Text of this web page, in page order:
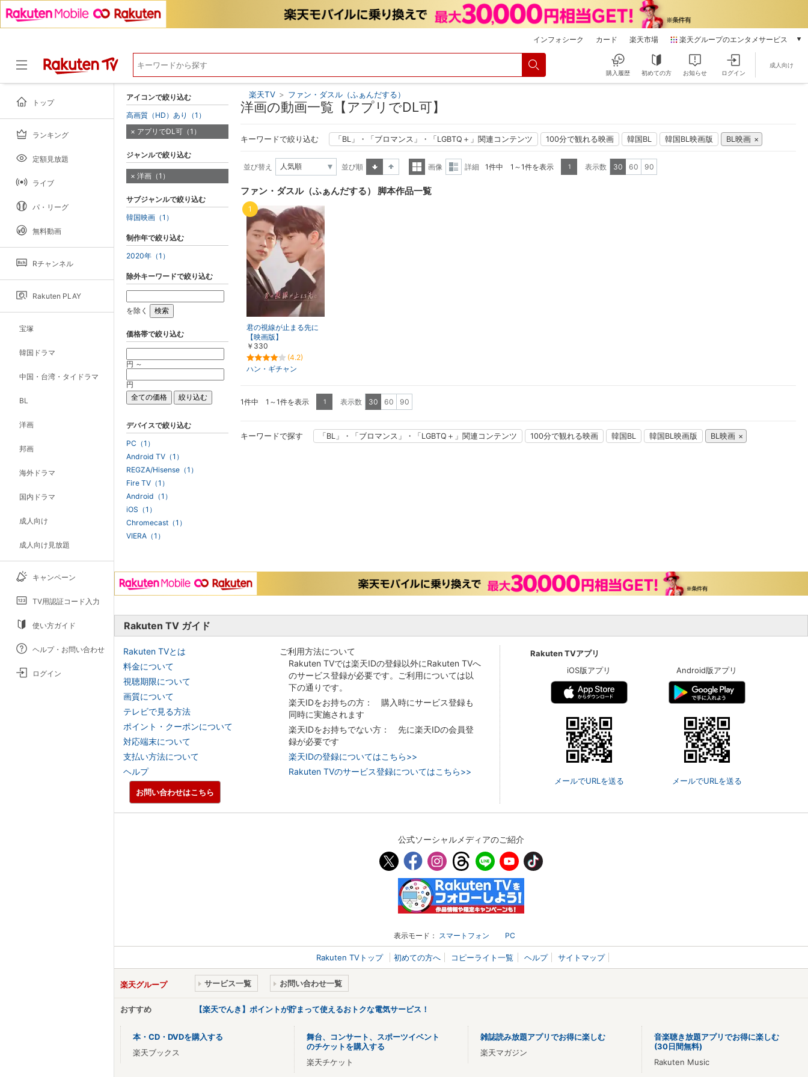
インフォシーク カード 楽天市場 楽天グループのエンタメサービス
本/ゲーム/CD/DVD
雑誌読み放題
動画配信
購入履歴 初めての方 お知らせ ログイン
成人向け
トップ
ランキング
定額見放題
ライブ
パ・リーグ
無料動画
Rチャンネル
Rakuten PLAY
宝塚
韓国ドラマ
中国・台湾・タイドラマ
BL
洋画
邦画
海外ドラマ
国内ドラマ
成人向け
成人向け見放題
キャンペーン
TV用認証コード入力
使い方ガイド
ヘルプ・お問い合わせ
ログイン
楽天TV > ファン・ダスル（ふぁんだする）
洋画の動画一覧【アプリでDL可】
キーワードで絞り込む 「BL」・「ブロマンス」・「LGBTQ＋」関連コンテンツ 100分で観れる映画 韓国BL 韓国BL映画版 BL映画
並び替え
並び順
表示
画像
詳細 1件中 1～1件を表示 1 表示数 30 60 90
ファン・ダスル（ふぁんだする） 脚本作品一覧
君の視線が止まる先に
【映画版】
￥330
(4.2)
ハン・ギチャン
1
1件中 1～1件を表示 1 表示数 30 60 90
キーワードで探す 「BL」・「ブロマンス」・「LGBTQ＋」関連コンテンツ 100分で観れる映画 韓国BL 韓国BL映画版 BL映画
アイコンで絞り込む
高画質（HD）あり（1）
アプリでDL可（1）
ジャンルで絞り込む
洋画（1）
サブジャンルで絞り込む
韓国映画（1）
制作年で絞り込む
2020年（1）
除外キーワードで絞り込む
を除く
価格帯で絞り込む
円 ～
円
デバイスで絞り込む
PC（1）
Android TV（1）
REGZA/Hisense（1）
Fire TV（1）
Android（1）
iOS（1）
Chromecast（1）
VIERA（1）
Rakuten TV ガイド
Rakuten TVとは
料金について
視聴期限について
画質について
テレビで見る方法
ポイント・クーポンについて
対応端末について
支払い方法について
ヘルプ
ご利用方法について
Rakuten TVでは楽天IDの登録以外にRakuten TVへ
のサービス登録が必要です。ご利用については以
下の通りです。
楽天IDをお持ちの方： 購入時にサービス登録も
同時に実施されます
楽天IDをお持ちでない方： 先に楽天IDの会員登
録が必要です
楽天IDの登録についてはこちら>>
Rakuten TVのサービス登録についてはこちら>>
Rakuten TVアプリ
iOS版アプリ
メールでURLを送る
Android版アプリ
メールでURLを送る
お問い合わせはこちら
公式ソーシャルメディアのご紹介
表示モード： スマートフォン PC
Rakuten TVトップ 初めての方へ コピーライト一覧 ヘルプ サイトマップ
楽天グループ サービス一覧 お問い合わせ一覧
おすすめ 【楽天でんき】ポイントが貯まって使えるおトクな電気サービス！
本・CD・DVDを購入する
楽天ブックス
舞台、コンサート、スポーツイベント
のチケットを購入する
楽天チケット
雑誌読み放題アプリでお得に楽しむ
楽天マガジン
音楽聴き放題アプリでお得に楽しむ
(30日間無料)
Rakuten Music